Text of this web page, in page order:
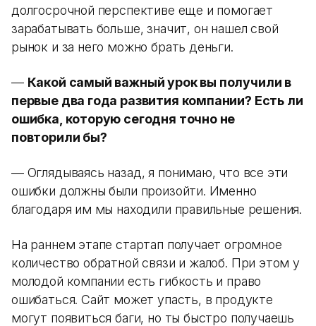
долгосрочной перспективе еще и помогает
зарабатывать больше, значит, он нашел свой
рынок и за него можно брать деньги.
— Какой самый важный урок вы получили в
первые два года развития компании? Есть ли
ошибка, которую сегодня точно не
повторили бы?
— Оглядываясь назад, я понимаю, что все эти
ошибки должны были произойти. Именно
благодаря им мы находили правильные решения.
На раннем этапе стартап получает огромное
количество обратной связи и жалоб. При этом у
молодой компании есть гибкость и право
ошибаться. Сайт может упасть, в продукте
могут появиться баги, но ты быстро получаешь